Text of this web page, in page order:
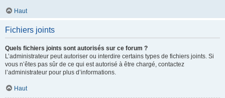
Haut
Fichiers joints
Quels fichiers joints sont autorisés sur ce forum ?
L’administrateur peut autoriser ou interdire certains types de fichiers joints. Si
vous n’êtes pas sûr de ce qui est autorisé à être chargé, contactez
l’administrateur pour plus d’informations.
Haut